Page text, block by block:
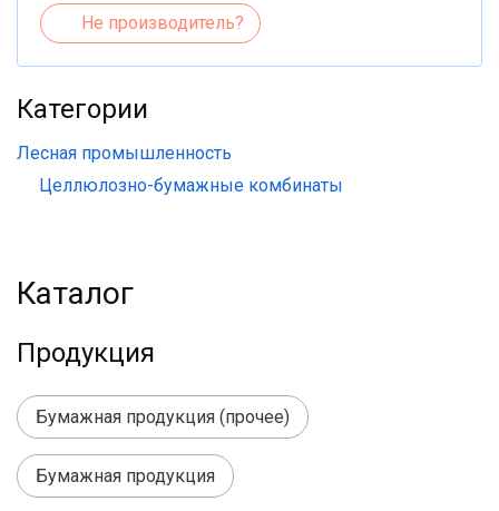
Не производитель?
Категории
Лесная промышленность
Целлюлозно-бумажные комбинаты
Каталог
Продукция
Бумажная продукция (прочее)
Бумажная продукция